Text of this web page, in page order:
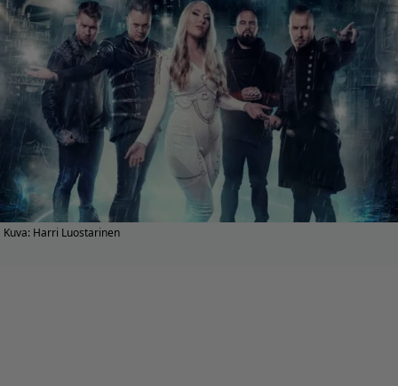
Kuva: Harri Luostarinen